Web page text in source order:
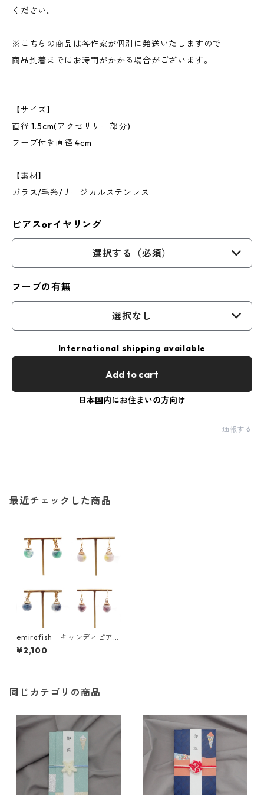
ください。
※こちらの商品は各作家が個別に発送いたしますので
商品到着までにお時間がかかる場合がございます。
【サイズ】
直径 1.5cm(アクセサリー部分)
フープ付き直径 4cm
【素材】
ガラス/毛糸/サージカルステンレス
ピアスorイヤリング
選択する（必須）
フープの有無
選択なし
International shipping available
Add to cart
日本国内にお住まいの方向け
通報する
最近チェックした商品
emirafish キャンディピア
ス bitterテイスト
¥2,100
同じカテゴリの商品